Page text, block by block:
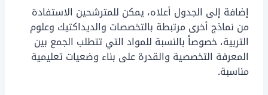
إضافة إلى الجدول أعلاه، يمكن للمترشحين الاستفادة
من نماذج أخرى مرتبطة بالتخصصات والديداكتيك وعلوم
التربية، خصوصاً بالنسبة للمواد التي تتطلب الجمع بين
المعرفة التخصصية والقدرة على بناء وضعيات تعليمية
مناسبة.